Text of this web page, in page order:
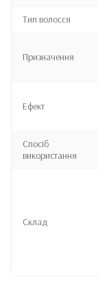
Тип волосся
Призначення
Ефект
Спосіб
використання
Склад